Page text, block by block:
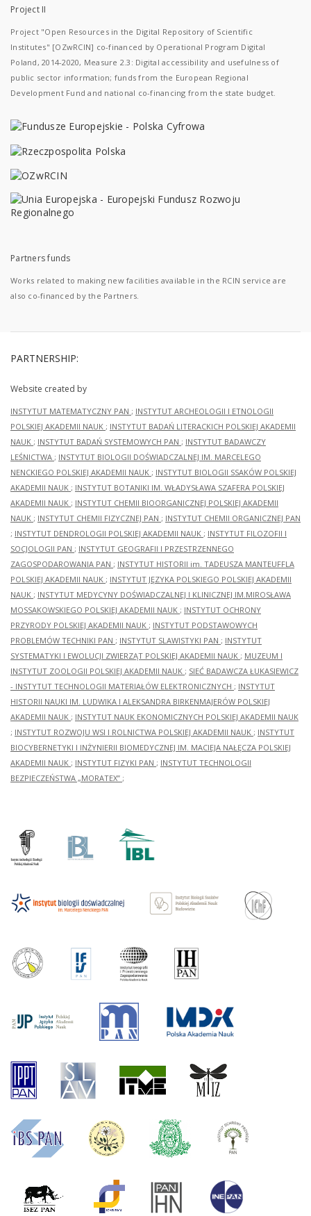
Project II
Project "Open Resources in the Digital Repository of Scientific
Institutes" [OZwRCIN] co-financed by Operational Program Digital
Poland, 2014-2020, Measure 2.3: Digital accessibility and usefulness of
public sector information; funds from the European Regional
Development Fund and national co-financing from the state budget.
Partners funds
Works related to making new facilities available in the RCIN service are
also co-financed by the Partners.
PARTNERSHIP:
Website created by
INSTYTUT MATEMATYCZNY PAN ; INSTYTUT ARCHEOLOGII I ETNOLOGII
POLSKIEJ AKADEMII NAUK ; INSTYTUT BADAŃ LITERACKICH POLSKIEJ AKADEMII
NAUK ; INSTYTUT BADAŃ SYSTEMOWYCH PAN ; INSTYTUT BADAWCZY
LEŚNICTWA ; INSTYTUT BIOLOGII DOŚWIADCZALNEJ IM. MARCELEGO
NENCKIEGO POLSKIEJ AKADEMII NAUK ; INSTYTUT BIOLOGII SSAKÓW POLSKIEJ
AKADEMII NAUK ; INSTYTUT BOTANIKI IM. WŁADYSŁAWA SZAFERA POLSKIEJ
AKADEMII NAUK ; INSTYTUT CHEMII BIOORGANICZNEJ POLSKIEJ AKADEMII
NAUK ; INSTYTUT CHEMII FIZYCZNEJ PAN ; INSTYTUT CHEMII ORGANICZNEJ PAN
; INSTYTUT DENDROLOGII POLSKIEJ AKADEMII NAUK ; INSTYTUT FILOZOFII I
SOCJOLOGII PAN ; INSTYTUT GEOGRAFII I PRZESTRZENNEGO
ZAGOSPODAROWANIA PAN ; INSTYTUT HISTORII im. TADEUSZA MANTEUFFLA
POLSKIEJ AKADEMII NAUK ; INSTYTUT JĘZYKA POLSKIEGO POLSKIEJ AKADEMII
NAUK ; INSTYTUT MEDYCYNY DOŚWIADCZALNEJ I KLINICZNEJ IM.MIROSŁAWA
MOSSAKOWSKIEGO POLSKIEJ AKADEMII NAUK ; INSTYTUT OCHRONY
PRZYRODY POLSKIEJ AKADEMII NAUK ; INSTYTUT PODSTAWOWYCH
PROBLEMÓW TECHNIKI PAN ; INSTYTUT SLAWISTYKI PAN ; INSTYTUT
SYSTEMATYKI I EWOLUCJI ZWIERZĄT POLSKIEJ AKADEMII NAUK ; MUZEUM I
INSTYTUT ZOOLOGII POLSKIEJ AKADEMII NAUK ; SIEĆ BADAWCZA ŁUKASIEWICZ
- INSTYTUT TECHNOLOGII MATERIAŁÓW ELEKTRONICZNYCH ; INSTYTUT
HISTORII NAUKI IM. LUDWIKA I ALEKSANDRA BIRKENMAJERÓW POLSKIEJ
AKADEMII NAUK ; INSTYTUT NAUK EKONOMICZNYCH POLSKIEJ AKADEMII NAUK
; INSTYTUT ROZWOJU WSI I ROLNICTWA POLSKIEJ AKADEMII NAUK ; INSTYTUT
BIOCYBERNETYKI I INŻYNIERII BIOMEDYCZNEJ IM. MACIEJA NAŁĘCZA POLSKIEJ
AKADEMII NAUK ; INSTYTUT FIZYKI PAN ; INSTYTUT TECHNOLOGII
BEZPIECZEŃSTWA „MORATEX” ;